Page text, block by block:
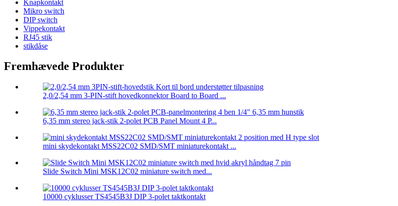
Knapkontakt
Mikro switch
DIP switch
Vippekontakt
RJ45 stik
stikdåse
Fremhævede Produkter
2,0/2,54 mm 3-PIN-stift hovedkonnektor Board to Board ...
6,35 mm stereo jack-stik 2-polet PCB Panel Mount 4 P...
mini skydekontakt MSS22C02 SMD/SMT miniaturekontakt ...
Slide Switch Mini MSK12C02 miniature switch med...
10000 cyklusser TS4545B3J DIP 3-polet taktkontakt